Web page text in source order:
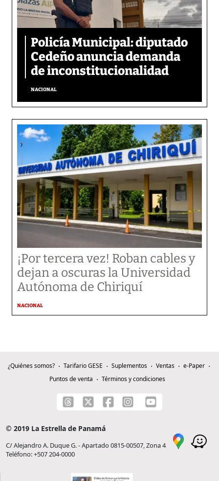
Policía Municipal: diputado
Cedeño anuncia demanda
de inconstitucionalidad
NACIONAL
¡Por tercera vez! Roban cables y
dejan a oscuras la Universidad
Autónoma de Chiriquí
NACIONAL
¿Quiénes somos? Tarifario GESE Suplementos Ventas
e-Paper
Puntos de venta
Términos y condiciones
© 2019 La Estrella de Panamá
C/ Alejandro A. Duque G. - Apartado 0815-00507, Zona 4
Teléfono: +507 204-0000